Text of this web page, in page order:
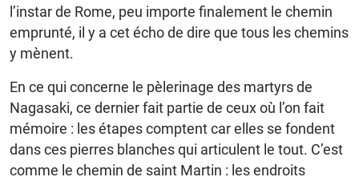
l’instar de Rome, peu importe finalement le chemin
emprunté, il y a cet écho de dire que tous les chemins
y mènent.
En ce qui concerne le pèlerinage des martyrs de
Nagasaki, ce dernier fait partie de ceux où l’on fait
mémoire : les étapes comptent car elles se fondent
dans ces pierres blanches qui articulent le tout. C’est
comme le chemin de saint Martin : les endroits